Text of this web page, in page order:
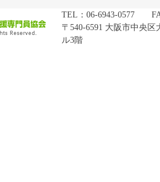
TEL：06-6943-0577
〒540-6591 大阪市中央
ル3階